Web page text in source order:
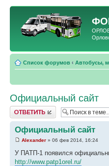
Список форумов ‹ Автобусы,
Официальный сайт
Ответить
Официальный сайт
Alexander » 06 фев 2014, 16:24
У ПАТП-1 появился
http://www.patp1orel.ru/